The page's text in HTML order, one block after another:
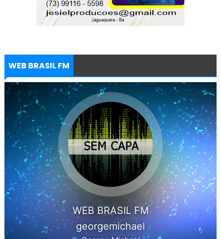
WEB BRASIL FM